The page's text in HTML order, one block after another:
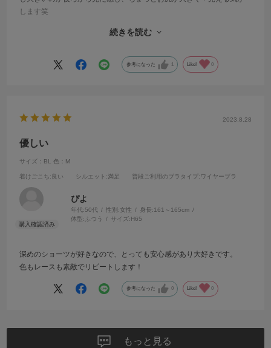
します笑
してもらったこともありとても気に入ってます！
続きを読む
参考になった 1 Like! 0
2023.8.28
優しい
サイズ：BL 色：M
着けごこち:良い シルエット :満足 普段ご利用のブラタイプ :ワイヤーブラ
ぴよ
年代:50代 性別:女性 身長:161～165cm
体型: ふつう サイズ:H65
深めのショーツが好きなので、とっても安心感があり大好きです。
色もレースも素敵でリピートします！
参考になった 0 Like! 0
もっと見る